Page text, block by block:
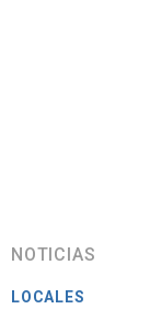
NOTICIAS
LOCALES